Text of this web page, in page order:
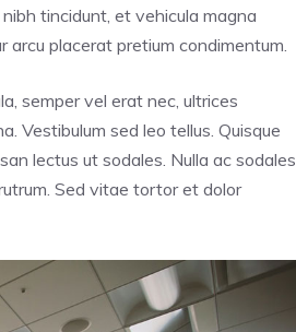
tincidunt, et vehicula magna
arcu placerat pretium condimentum.
semper vel erat nec, ultrices
Vestibulum sed leo tellus. Quisque
lectus ut sodales. Nulla ac sodales
Sed vitae tortor et dolor